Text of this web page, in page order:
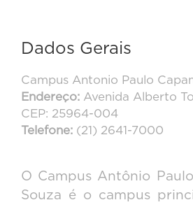
Dados Gerais
Campus Antonio Paulo
Endereço: Avenida Alberto
CEP: 25964-004
Telefone: (21) 2641-7000
O Campus Antônio
Souza é o campus